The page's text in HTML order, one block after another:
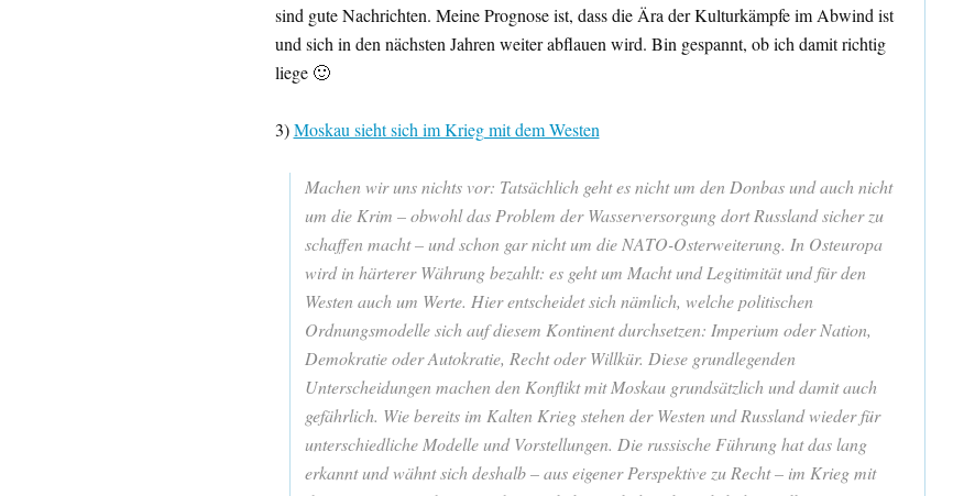
sind gute Nachrichten. Meine Prognose ist, dass die Ära der Kulturkämpfe im Abwind ist
und sich in den nächsten Jahren weiter abflauen wird. Bin gespannt, ob ich damit richtig
liege 🙂
3)Moskau sieht sich im Krieg mit dem Westen
Machen wir uns nichts vor: Tatsächlich geht es nicht um den Donbas und auch nicht
um die Krim – obwohl das Problem der Wasserversorgung dort Russland sicher zu
schaffen macht – und schon gar nicht um die NATO-Osterweiterung. In Osteuropa
wird in härterer Währung bezahlt: es geht um Macht und Legitimität und für den
Westen auch um Werte. Hier entscheidet sich nämlich, welche politischen
Ordnungsmodelle sich auf diesem Kontinent durchsetzen: Imperium oder Nation,
Demokratie oder Autokratie, Recht oder Willkür. Diese grundlegenden
Unterscheidungen machen den Konflikt mit Moskau grundsätzlich und damit auch
gefährlich. Wie bereits im Kalten Krieg stehen der Westen und Russland wieder für
unterschiedliche Modelle und Vorstellungen. Die russische Führung hat das lang
erkannt und wähnt sich deshalb – aus eigener Perspektive zu Recht – im Krieg mit